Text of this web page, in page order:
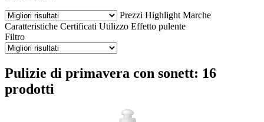
Prezzi Highlight Marche
Caratteristiche Certificati Utilizzo Effetto pulente
Filtro
Pulizie di primavera con sonett: 16
prodotti